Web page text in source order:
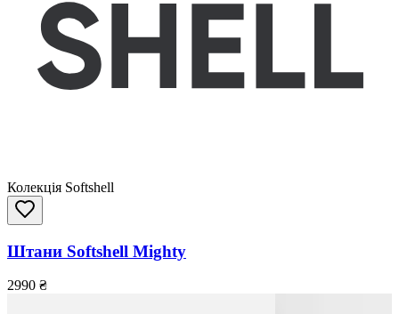
Колекція Softshell
Штани Softshell Mighty
2990 ₴